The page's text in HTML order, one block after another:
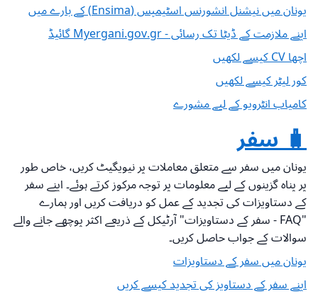
یونان میں نیشنل انشورنس اسٹیمپس (Ensima) کے بارے میں
اپنے ملازمت کے ڈیٹا تک رسائی - Myergani.gov.gr گائیڈ
اچھا CV کیسے لکھیں
کور لیٹر کیسے لکھیں
کامیاب انٹرویو کے لیے مشورے
🧳 سفر
یونان میں سفر سے متعلق معاملات پر نیویگیٹ کریں، خاص طور
پر پناہ گزینوں کے لیے معلومات پر توجہ مرکوز کرتے ہوئے۔ اپنے سفر
کے دستاویزات کی تجدید کے عمل کو دریافت کریں اور ہمارے
"FAQ - سفر کے دستاویزات" آرٹیکل کے ذریعے اکثر پوچھے جانے والے
سوالات کے جواب حاصل کریں۔
یونان میں سفر کے دستاویزات
اپنے سفر کے دستاویز کی تجدید کیسے کریں